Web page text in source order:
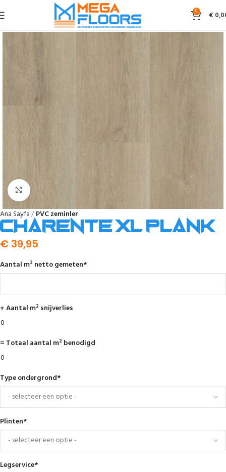
0 €
Ana Sayfa PVC zeminler
Charente XL Plank
€ 39,95
Aantal m² netto gemeten*
+ Aantal m² snijverlies
= Totaal aantal m² benodigd
Type ondergrond*
Plinten*
Legservice*
Click to enlarge